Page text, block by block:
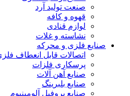
صنعت تولید آرد
قهوه و کافه
لوازم قنادی
نشاسته و غلات
صنایع فلزی و محرکه
اتصالات قابل انعطاف
پرسکاری فلزات
صنایع آهن آلات
صنایع بلبرینگ
صنایع پروفیل آلومینیوم